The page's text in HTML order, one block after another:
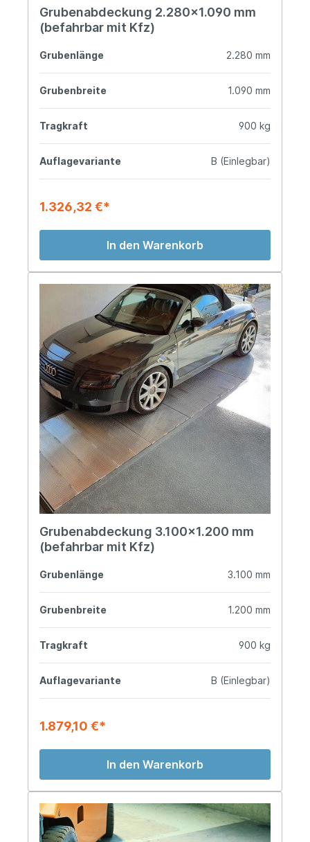
Grubenabdeckung 2.280x1.090 mm
(befahrbar mit Kfz)
Grubenlänge 2.280 mm
Grubenbreite 1.090 mm
Tragkraft 900 kg
Auflagevariante B (Einlegbar)
1.326,32 €*
In den Warenkorb
Grubenabdeckung 3.100x1.200 mm
(befahrbar mit Kfz)
Grubenlänge 3.100 mm
Grubenbreite 1.200 mm
Tragkraft 900 kg
Auflagevariante B (Einlegbar)
1.879,10 €*
In den Warenkorb